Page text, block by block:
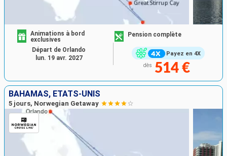
Payez en 4X
Animations à bord
exclusives
Pension complète
dès 514 €
Départ de Orlando
lun. 19 avr. 2027
BAHAMAS, ÉTATS-UNIS
5 jours, Norwegian Getaway